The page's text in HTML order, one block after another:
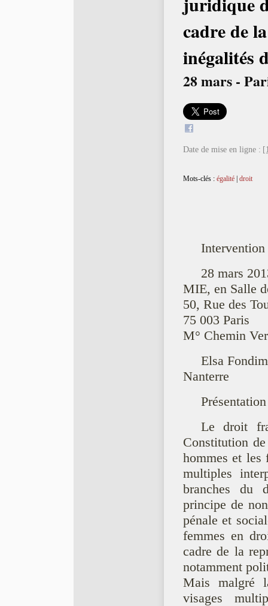
cadre de
inégalités
28 mars -
Date de mise en ligne :
Mots-clés : égalité| droit
Intervention
28 mars
MIE, en Salle
50, Rue des
75 003 Paris
M° Chemin
Elsa
Nanterre
Le droit
Constitution
hommes et les
multiples
branches du
principe de
pénale et
femmes en
cadre de la
notamment
Mais malgré
visages